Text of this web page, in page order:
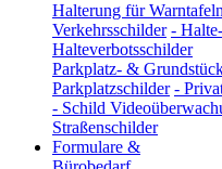
Halterung für Warntafeln
Verkehrsschilder -
Halteverbotsschilder
Parkplatz- &
Parkplatzschilder -
- Schild
Straßenschilder
Formulare &